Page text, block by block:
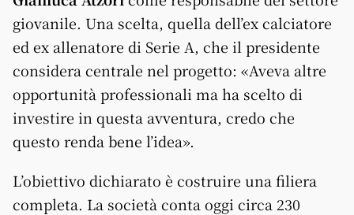
giovanile. Una scelta, quella dell’ex calciatore
ed ex allenatore di Serie A, che il presidente
considera centrale nel progetto: «Aveva altre
opportunità professionali ma ha scelto di
investire in questa avventura, credo che
questo renda bene l’idea».
L’obiettivo dichiarato è costruire una filiera
completa. La società conta oggi circa 230